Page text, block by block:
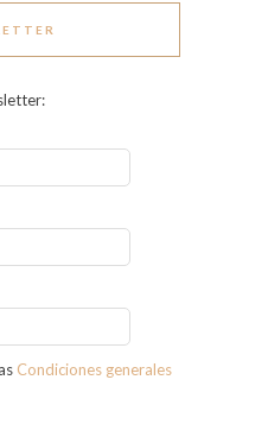
Condiciones generales